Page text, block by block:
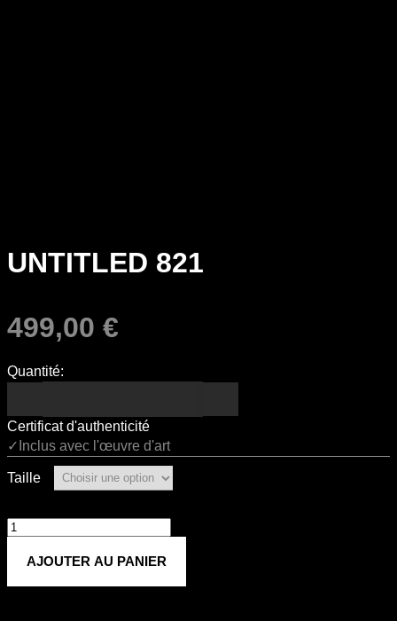
UNTITLED 821
499,00 €
Quantité:
Certificat d'authenticité
✓Inclus avec l'œuvre d'art
Taille
quantité
Untitled
821
AJOUTER AU PANIER